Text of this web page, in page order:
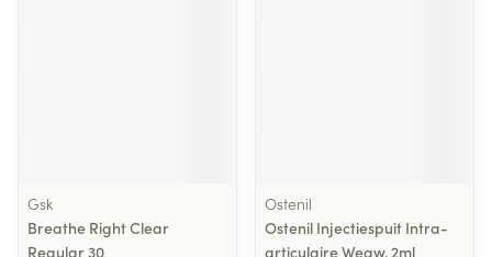
Gsk
Breathe Right Clear
Regular 30
Ostenil
Ostenil Injectiespuit Intra-
articulaire Wegw. 2ml